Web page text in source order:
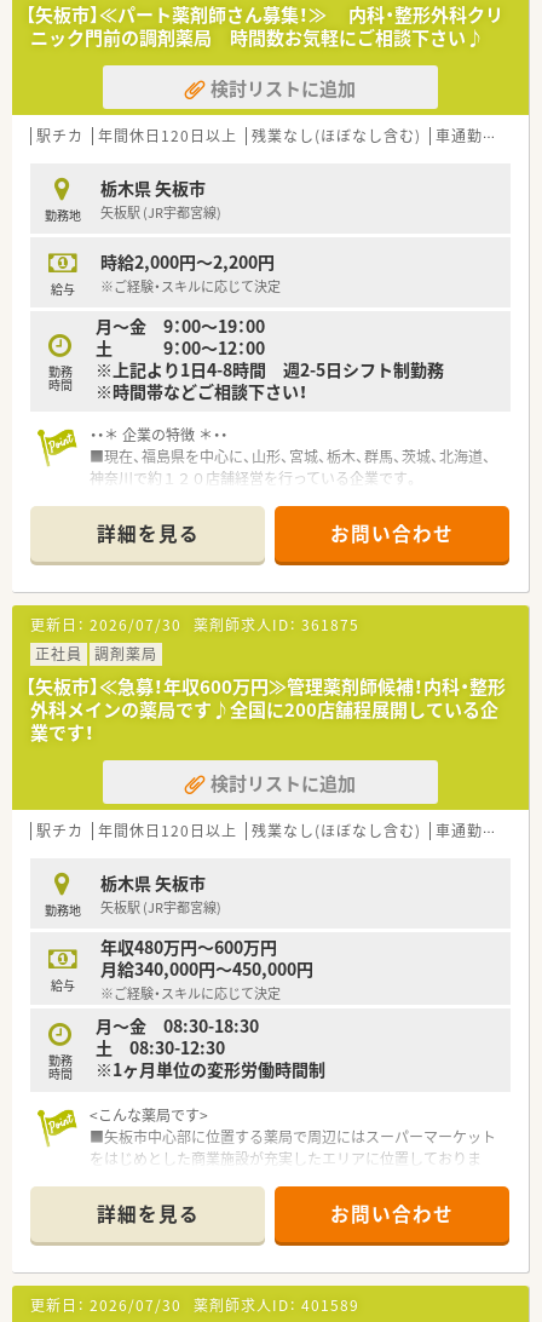
【法人特徴について】 ■栃木県を基盤に北関東エリアで27店舗の
調剤薬局をクリニック門前中心に展開中です。 ■調剤事業のほ
か、レセコンや電子カルテ販売、医療機器販売、新規開業コンサ
ルも手掛けています。 ■調剤事業以外にも複数の収益基盤があ
り、メガソーラー事業にも参画し安定した経営を続けています。
キルを考慮し年収450万円～600万円を想定しています。 ■昇給
は年1回4月に実施され、賞与は年2回7月と12月に支給される給
与体系となっています。 ■各種社会保険を完備しており、退職金
【矢板市】≪パート薬剤師さん募集！≫ 内科・整形外科クリ
ニック門前の調剤薬局 時間数お気軽にご相談下さい♪
検討リストに追加
駅チカ 年間休日120日以上 残業なし(ほぼなし含む) 車通勤可
勤務地
栃木県 矢板市
矢板駅 (JR宇都宮線)
給与
時給2,000円～2,200円
※ご経験・スキルに応じて決定
勤務
時間
月～金 9：00～19：00
土 9：00～12：00
※上記より1日4-8時間 週2-5日シフト制勤務
※時間帯などご相談下さい！
・・＊ 企業の特徴 ＊・・
■現在、福島県を中心に、山形、宮城、栃木、群馬、茨城、北海道、
神奈川で約１２０店舗経営を行っている企業です。
充実により人材育成を推し進め、地域医療に貢献していきたいと
考えています。
詳細を見る お問い合わせ
更新日： 2026/07/30 薬剤師求人ID： 361875
正社員
調剤薬局
【矢板市】≪急募！年収600万円≫管理薬剤師候補！内科・整形
外科メインの薬局です♪全国に200店舗程展開している企
業です！
検討リストに追加
駅チカ 年間休日120日以上 残業なし(ほぼなし含む) 車通勤可
勤務地
栃木県 矢板市
矢板駅 (JR宇都宮線)
給与
年収480万円～600万円
月給340,000円～450,000円
※ご経験・スキルに応じて決定
勤務
時間
月～金 08:30-18:30
土 08:30-12:30
※1ヶ月単位の変形労働時間制
<こんな薬局です>
■矢板市中心部に位置する薬局で周辺にはスーパーマーケット
をはじめとした商業施設が充実したエリアに位置しておりま
■OTCをはじめ自社ブランドの健康食品も充実して取り揃えて
おり定期的に購入される患者様も多い店舗です。
■内科処方が70％を占め中でも漢方処方は比較的多く、興味を
お持ちの方は経験となる環境です。
■30代～50代のスタッフが活躍している職場です。
詳細を見る お問い合わせ
更新日： 2026/07/30 薬剤師求人ID： 401589